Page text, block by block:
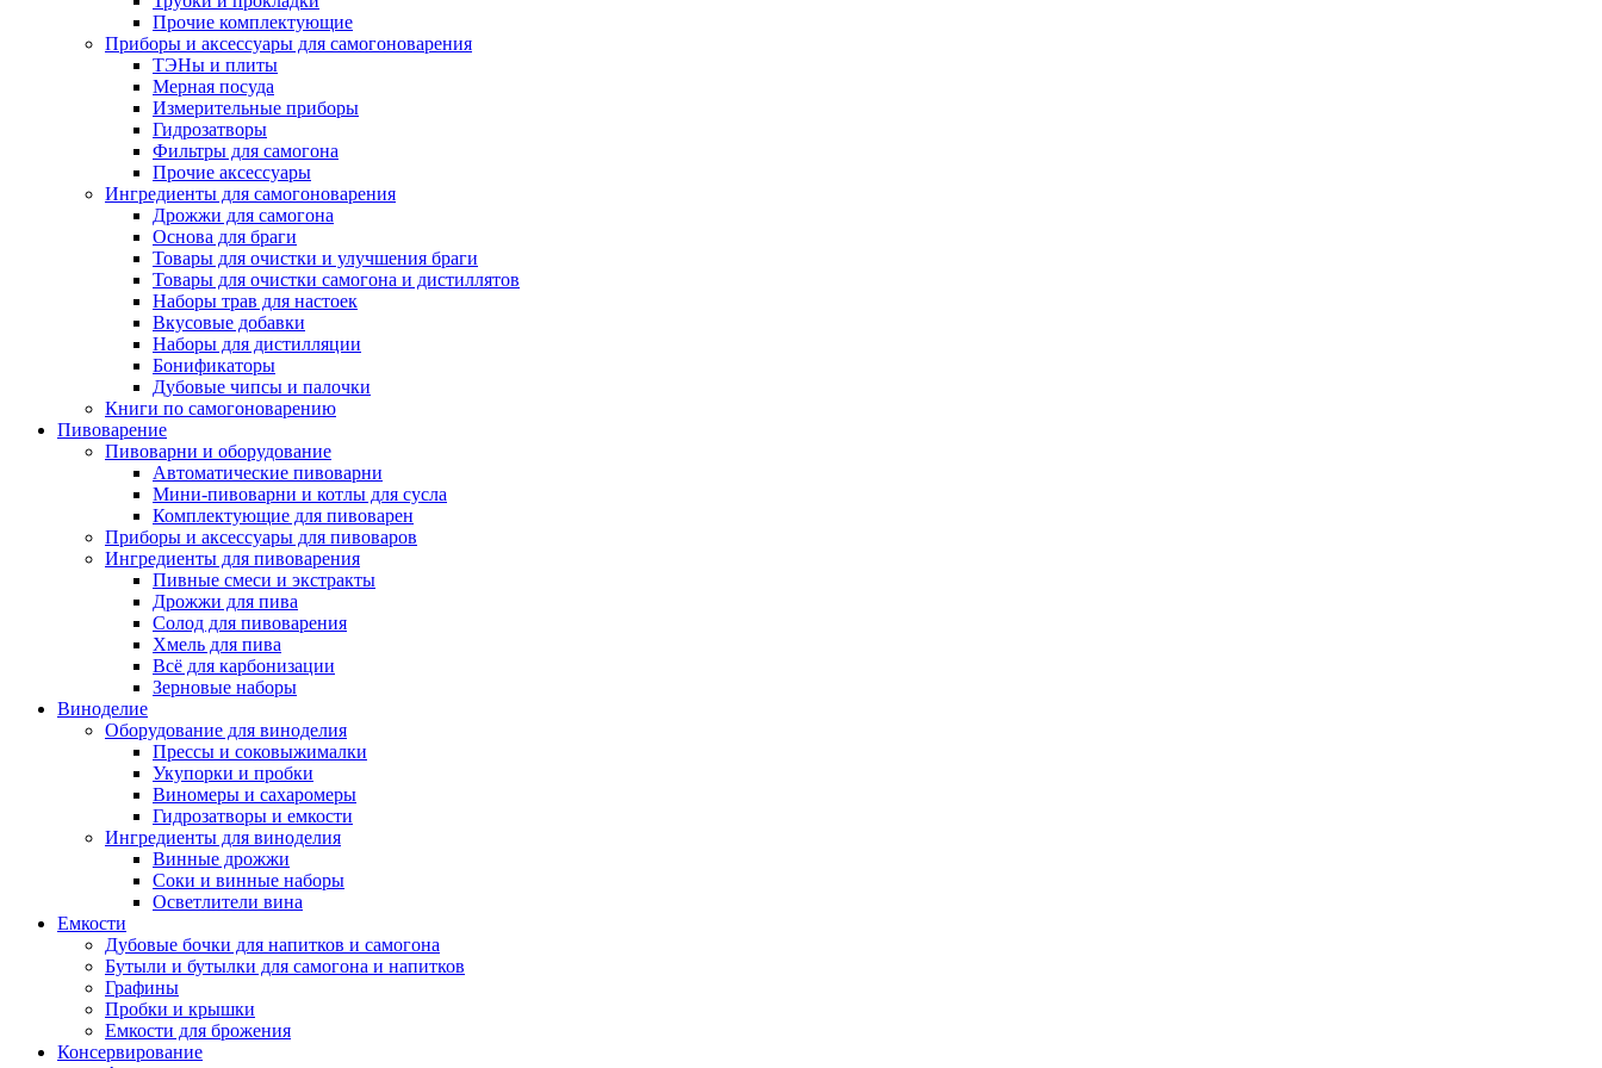
Прочие комплектующие
Приборы и аксессуары для самогоноварения
ТЭНы и плиты
Мерная посуда
Измерительные приборы
Гидрозатворы
Фильтры для самогона
Прочие аксессуары
Ингредиенты для самогоноварения
Дрожжи для самогона
Основа для браги
Товары для очистки и улучшения браги
Товары для очистки самогона и дистиллятов
Наборы трав для настоек
Вкусовые добавки
Наборы для дистилляции
Бонификаторы
Дубовые чипсы и палочки
Книги по самогоноварению
Пивоварение
Пивоварни и оборудование
Автоматические пивоварни
Мини-пивоварни и котлы для сусла
Комплектующие для пивоварен
Приборы и аксессуары для пивоваров
Ингредиенты для пивоварения
Пивные смеси и экстракты
Дрожжи для пива
Солод для пивоварения
Хмель для пива
Всё для карбонизации
Зерновые наборы
Виноделие
Оборудование для виноделия
Прессы и соковыжималки
Укупорки и пробки
Виномеры и сахаромеры
Гидрозатворы и емкости
Ингредиенты для виноделия
Винные дрожжи
Соки и винные наборы
Осветлители вина
Емкости
Дубовые бочки для напитков и самогона
Бутыли и бутылки для самогона и напитков
Графины
Пробки и крышки
Емкости для брожения
Консервирование